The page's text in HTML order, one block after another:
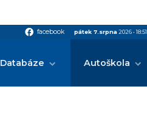
facebook facebook pátek 7.srpna 2026•18:51
Databáze Autoškola